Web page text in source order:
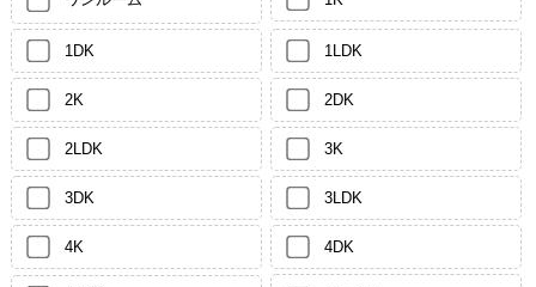
1DK 1LDK
2K 2DK
2LDK 3K
3DK 3LDK
4K 4DK